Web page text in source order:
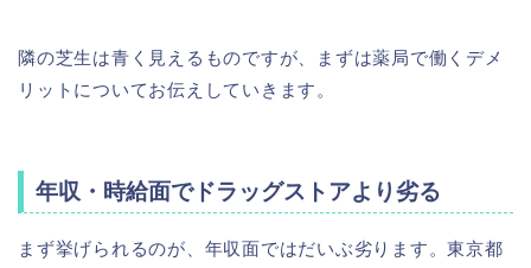
隣の芝生は青く見えるものですが、まずは薬局で働くデメ
リットについてお伝えしていきます。
年収・時給面でドラッグストアより劣る
まず挙げられるのが、年収面ではだいぶ劣ります。東京都